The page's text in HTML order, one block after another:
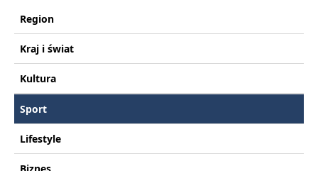
Region
Kraj i świat
Kultura
Sport
Lifestyle
Biznes